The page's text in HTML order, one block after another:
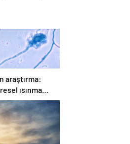
araştırma:
ısınma
mantar
yayabilir